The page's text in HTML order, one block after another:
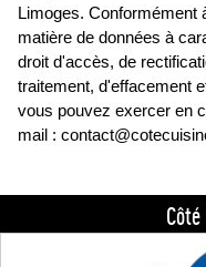
Limoges. Conformément
matière de données à
droit d'accès, de
traitement, d'effacement
vous pouvez exercer en
mail :